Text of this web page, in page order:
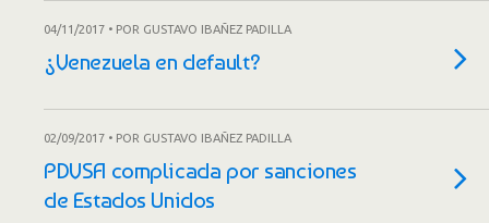
04/11/2017 • POR GUSTAVO IBAÑEZ PADILLA
¿Venezuela en default?
02/09/2017 • POR GUSTAVO IBAÑEZ PADILLA
PDVSA complicada por sanciones
de Estados Unidos